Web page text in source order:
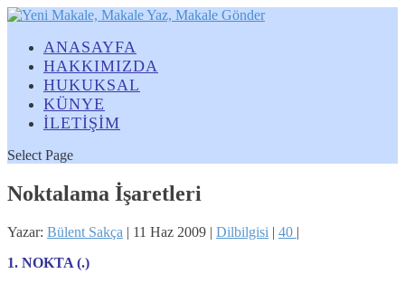
ANASAYFA
HAKKIMIZDA
HUKUKSAL
KÜNYE
İLETİŞİM
Select Page
Noktalama İşaretleri
Yazar: Bülent Sakça | 11 Haz 2009 | Dilbilgisi | 40 |
1. NOKTA (.)